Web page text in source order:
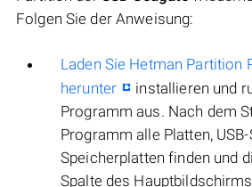
Folgen Sie der Anweisung:
Laden Sie Hetman Partition
herunter
installieren und
Programm aus. Nach dem
Programm alle Platten,
Speicherplatten finden und
Spalte des